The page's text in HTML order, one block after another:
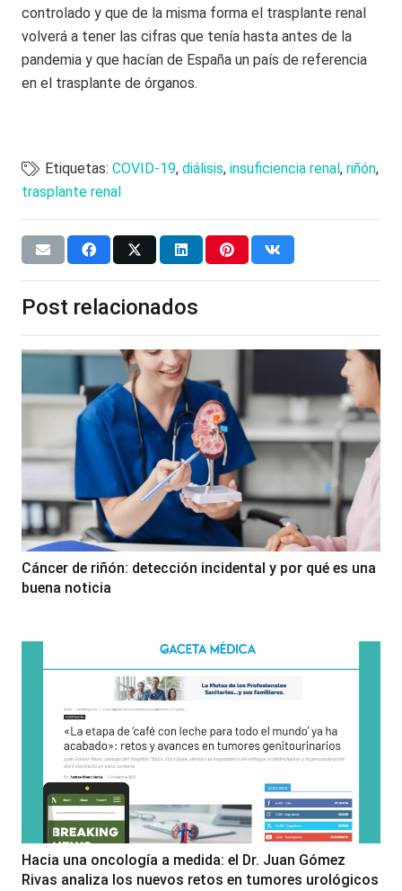
controlado y que de la misma forma el trasplante renal
volverá a tener las cifras que tenía hasta antes de la
pandemia y que hacían de España un país de referencia
en el trasplante de órganos.
Etiquetas:COVID-19,diálisis,insuficiencia renal,riñón,
trasplante renal
Post relacionados
Cáncer de riñón: detección incidental y por qué es una
buena noticia
Hacia una oncología a medida: el Dr. Juan Gómez
Rivas analiza los nuevos retos en tumores urológicos